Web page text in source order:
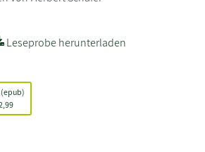
Leseprobe herunterladen